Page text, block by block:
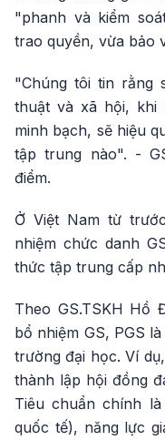
"phanh và kiểm
trao quyền, vừa bảo
"Chúng tôi tin rằng
thuật và xã hội, khi
minh bạch, sẽ hiệu
tập trung nào". -
điểm.
Ở Việt Nam từ
nhiệm chức danh
thức tập trung cấp
Theo GS.TSKH Hồ
bổ nhiệm GS, PGS
trường đại học. Ví
thành lập hội đồng
Tiêu chuẩn chính
quốc tế), năng lực